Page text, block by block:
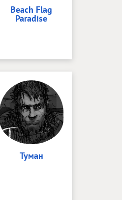
Beach Flag
Paradise
Туман